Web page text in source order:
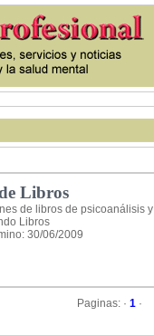
Libros
de libros de psicoanálisis y
Libros
30/06/2009
Paginas: · 1 ·